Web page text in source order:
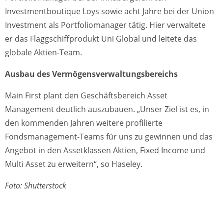
Investmentboutique Loys sowie acht Jahre bei der Union
Investment als Portfoliomanager tätig. Hier verwaltete
er das Flaggschiffprodukt Uni Global und leitete das
globale Aktien-Team.
Ausbau des Vermögensverwaltungsbereichs
Main First plant den Geschäftsbereich Asset
Management deutlich auszubauen. „Unser Ziel ist es, in
den kommenden Jahren weitere profilierte
Fondsmanagement-Teams für uns zu gewinnen und das
Angebot in den Assetklassen Aktien, Fixed Income und
Multi Asset zu erweitern“, so Haseley.
Foto: Shutterstock